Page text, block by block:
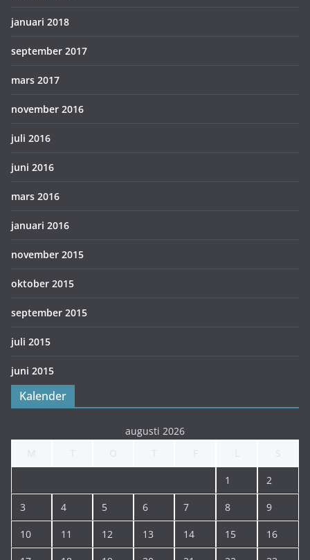
januari 2018
september 2017
mars 2017
november 2016
juli 2016
juni 2016
mars 2016
januari 2016
november 2015
oktober 2015
september 2015
juli 2015
juni 2015
Kalender
augusti 2026
1 2
3 4 5 6 7 8 9
10 11 12 13 14 15 16